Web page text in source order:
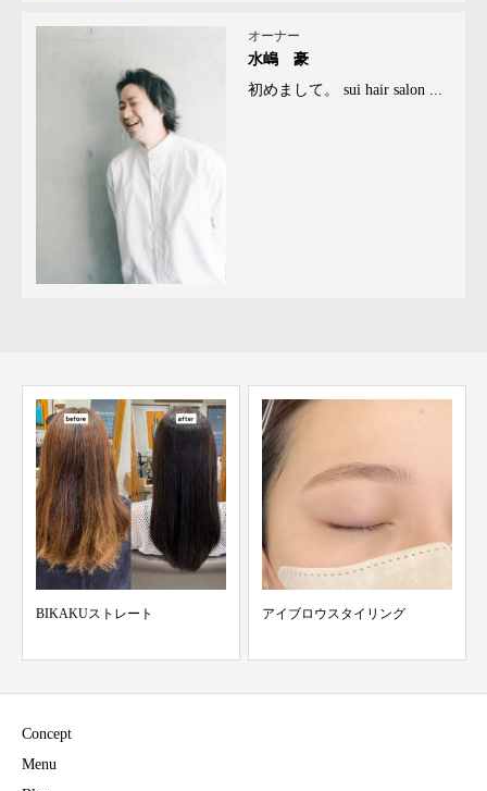
オーナー
水嶋 豪
初めまして。 sui hair salon ...
BIKAKUストレート アイブロウスタイリング
Concept
Menu